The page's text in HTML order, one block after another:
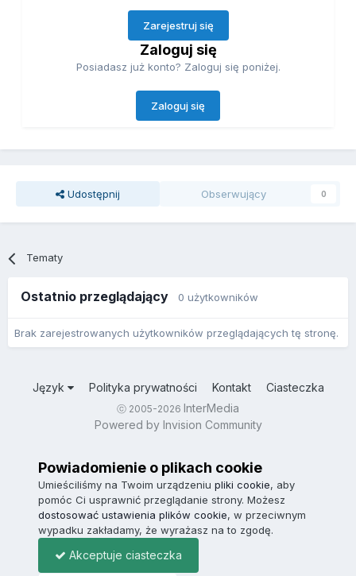
Zarejestruj się
Zaloguj się
Posiadasz już konto? Zaloguj się poniżej.
Zaloguj się
Udostępnij Obserwujący 0
Tematy
Ostatnio przeglądający 0 użytkowników
Brak zarejestrowanych użytkowników przeglądających tę stronę.
Język Polityka prywatności Kontakt Ciasteczka
ⓒ 2005-2026 InterMedia
Powered by Invision Community
Powiadomienie o plikach cookie
Umieściliśmy na Twoim urządzeniupliki cookie, aby
pomóc Ci usprawnić przeglądanie strony. Możesz
dostosować ustawienia plików cookie, w przeciwnym
wypadku zakładamy, że wyrażasz na to zgodę.
Akceptuje ciasteczka